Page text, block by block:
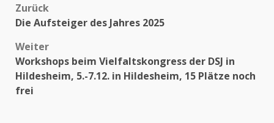
Beitragsnavigation
Zurück
Die Aufsteiger des Jahres 2025
Weiter
Workshops beim Vielfaltskongress der DSJ in
Hildesheim, 5.-7.12. in Hildesheim, 15 Plätze noch
frei